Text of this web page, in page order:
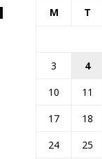
M T
3
4
10
11
17
18
24
25